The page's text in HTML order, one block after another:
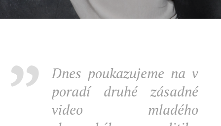
Dnes poukazujeme na v
poradí druhé zásadné
video mladého